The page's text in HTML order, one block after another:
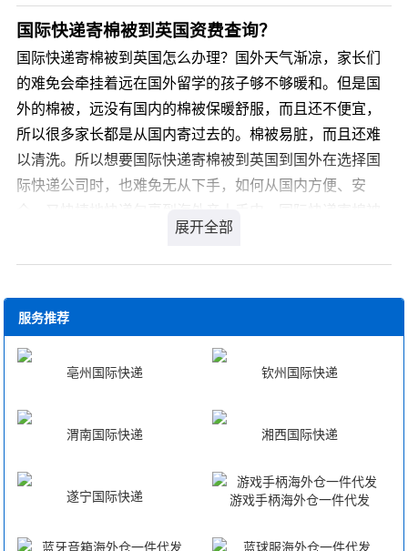
际快递公司有哪些呢?
您可以登录我们官方网站 详细咨询，我司会有专业客服为
您解答，解决您国际快递寄绒娃娃到英国的疑虑。
国际快递寄棉被到英国资费查询？
国际快递寄棉被到英国怎么办理？国外天气渐凉，家长们
的难免会牵挂着远在国外留学的孩子够不够暖和。但是国
外的棉被，远没有国内的棉被保暖舒服，而且还不便宜，
所以很多家长都是从国内寄过去的。棉被易脏，而且还难
以清洗。所以想要国际快递寄棉被到英国到国外在选择国
际快递公司时，也难免无从下手，如何从国内方便、安
到英国比较好的国际快递公司有哪些呢?
您解答，解决您国际快递寄棉被到英国的疑虑。
服务推荐
亳州国际快递 钦州国际快递
渭南国际快递 湘西国际快递
遂宁国际快递 游戏手柄海外仓一件代发